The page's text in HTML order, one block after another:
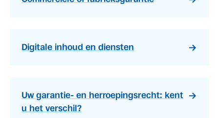
Digitale inhoud en diensten
Uw garantie- en herroepingsrecht: kent
u het verschil?